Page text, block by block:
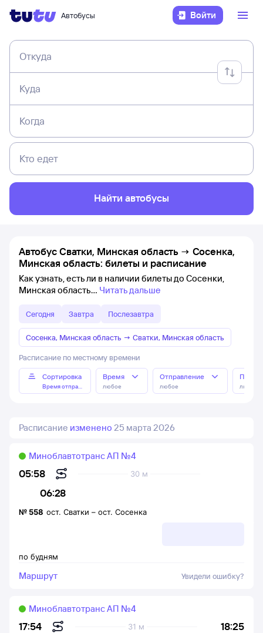
Автобусы Войти
Откуда
Куда
Когда
Кто едет
Найти автобусы
Автобус Сватки, Минская область → Сосенка,
Минская область: билеты и расписание
Как узнать, есть ли в наличии билеты до Сосенки,
Минская область
Читать дальше
Сегодня Завтра Послезавтра
Сосенка, Минская область → Сватки, Минская область
Расписание по местному времени
Сортировка
Время отправления
Время
любое
Отправление
любое любое
Расписание изменено 25 марта 2026
05:58
06:28
30 м
Миноблавтотранс АП №4
по будням
№ 558 ост. Сватки – ост. Сосенка
Маршрут Увидели ошибку?
17:54 18:25
31 м
Миноблавтотранс АП №4